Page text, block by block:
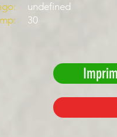
undefined
30